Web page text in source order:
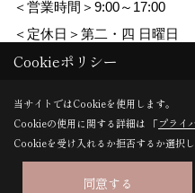
＜営業時間＞9:00～17:00
＜定休日＞第二・四 日曜日
Copyright (c) MIYAWAKI HOME.
Produced byゴデスクリエイト
Cookieポリシー
当サイトではCookieを使用します。
Cookieの使用に関する詳細は 「プライ
Cookieを受け入れるか拒否するか選択し
同意する